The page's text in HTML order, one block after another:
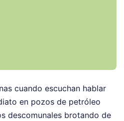
cuando escuchan hablar
en pozos de petróleo
descomunales brotando de